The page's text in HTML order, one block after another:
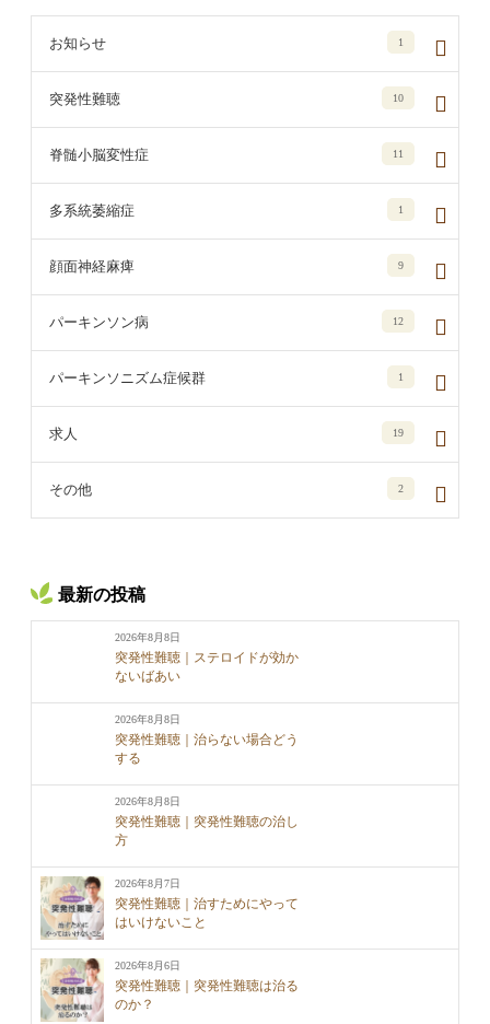
お知らせ 1
突発性難聴 10
脊髄小脳変性症 11
多系統萎縮症 1
顔面神経麻痺 9
パーキンソン病 12
パーキンソニズム症候群 1
求人 19
その他 2
最新の投稿
2026年8月8日
突発性難聴｜ステロイドが効か
ないばあい
2026年8月8日
突発性難聴｜治らない場合どう
する
2026年8月8日
突発性難聴｜突発性難聴の治し
方
2026年8月7日
突発性難聴｜治すためにやって
はいけないこと
2026年8月6日
突発性難聴｜突発性難聴は治る
のか？